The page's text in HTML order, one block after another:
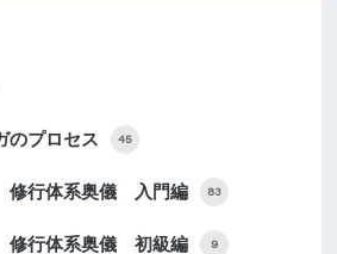
のプロセス 45
修行体系奥儀 入門編 83
修行体系奥儀 初級編 9